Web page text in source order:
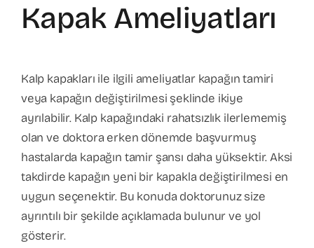
Kapak Ameliyatları
Kalp kapakları ile ilgili ameliyatlar kapağın tamiri
veya kapağın değiştirilmesi şeklinde ikiye
ayrılabilir. Kalp kapağındaki rahatsızlık ilerlememiş
olan ve doktora erken dönemde başvurmuş
hastalarda kapağın tamir şansı daha yüksektir. Aksi
takdirde kapağın yeni bir kapakla değiştirilmesi en
uygun seçenektir. Bu konuda doktorunuz size
ayrıntılı bir şekilde açıklamada bulunur ve yol
gösterir.